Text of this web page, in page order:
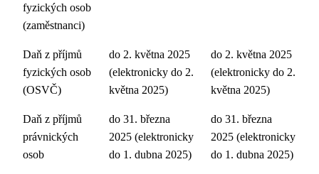
fyzických osob
(zaměstnanci)
Daň z příjmů
fyzických osob
(OSVČ)
do 2. května 2025
(elektronicky do 2.
května 2025)
do 2. května 2025
(elektronicky do 2.
května 2025)
Daň z příjmů
právnických
osob
do 31. března
2025 (elektronicky
do 1. dubna 2025)
do 31. března
2025 (elektronicky
do 1. dubna 2025)